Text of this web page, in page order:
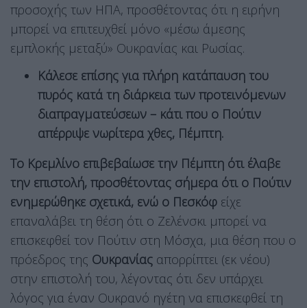
προσοχής των ΗΠΑ, προσθέτοντας ότι η ειρήνη
μπορεί να επιτευχθεί μόνο «μέσω άμεσης
εμπλοκής μεταξύ» Ουκρανίας και Ρωσίας.
Κάλεσε επίσης για πλήρη κατάπαυση του
πυρός κατά τη διάρκεια των προτεινόμενων
διαπραγματεύσεων – κάτι που ο Πούτιν
απέρριψε νωρίτερα χθες, Πέμπτη.
Το Κρεμλίνο επιβεβαίωσε την Πέμπτη ότι έλαβε
την επιστολή, προσθέτοντας σήμερα ότι ο Πούτιν
ενημερώθηκε σχετικά, ενώ ο Πεσκόφ είχε
επαναλάβει τη θέση ότι ο Ζελένσκι μπορεί να
επισκεφθεί τον Πούτιν στη Μόσχα, μια θέση που ο
πρόεδρος της Ουκρανίας απορρίπτει (εκ νέου)
στην επιστολή του, λέγοντας ότι δεν υπάρχει
λόγος για έναν Ουκρανό ηγέτη να επισκεφθεί τη